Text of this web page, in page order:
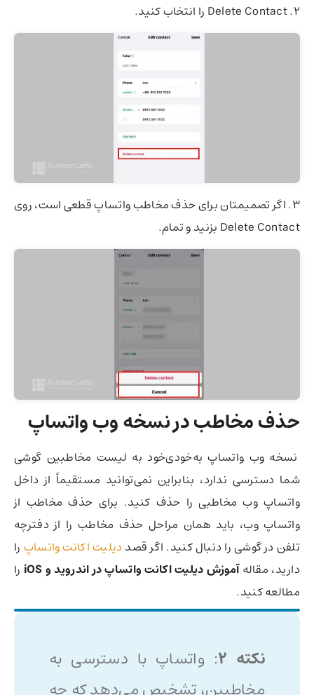
۲. Delete Contact را انتخاب کنید.
۳. اگر تصمیمتان برای حذف مخاطب واتساپ قطعی است، روی
Delete Contact بزنید و تمام.
حذف مخاطب در نسخه وب واتساپ
نسخه وب واتساپ به‌خودی‌خود به لیست مخاطبین گوشی
شما دسترسی ندارد، بنابراین نمی‌توانید مستقیماً از داخل
واتساپ وب مخاطبی را حذف کنید. برای حذف مخاطب از
واتساپ وب، باید همان مراحل حذف مخاطب را از دفترچه
تلفن در گوشی را دنبال کنید. اگر قصد دیلیت اکانت واتساپ را
دارید، مقالهآموزش دیلیت اکانت واتساپ در اندروید و iOS
را
مطالعه کنید.
نکته ۲
: واتساپ با دسترسی به